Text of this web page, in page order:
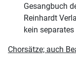
Gesangbuch
Reinhardt
kein
Chorsätze; auch